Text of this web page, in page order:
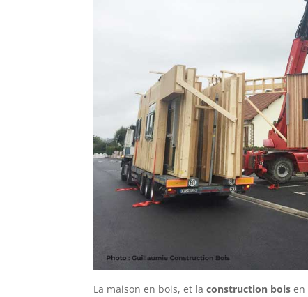
La maison en bois, et laconstruction bois en